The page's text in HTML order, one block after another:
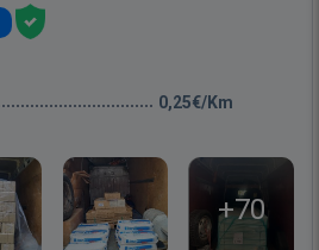
0,25€/Km
+70